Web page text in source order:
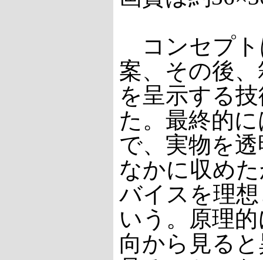
コンセプト
案、その後
を呈示する
た。最終的
で、実物を
なかに収め
バイスを理
いう。原理
向から見る